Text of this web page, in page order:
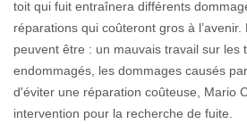
toit qui fuit entraînera différents
réparations qui coûteront gros à
peuvent être : un mauvais travail sur les
endommagés, les dommages causés
d'éviter une réparation coûteuse, Mario
intervention pour la recherche de fuite.